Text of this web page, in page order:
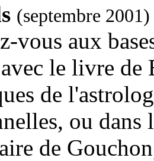
(septembre 2001)
vous aux
le livre de
de
ou dans
de